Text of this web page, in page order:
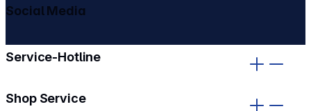
Service-Hotline
Shop Service
Social Media